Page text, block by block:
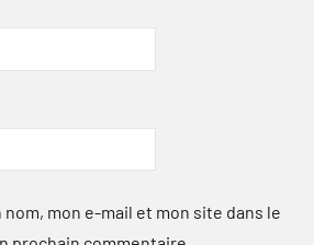
mon e-mail et mon site dans le